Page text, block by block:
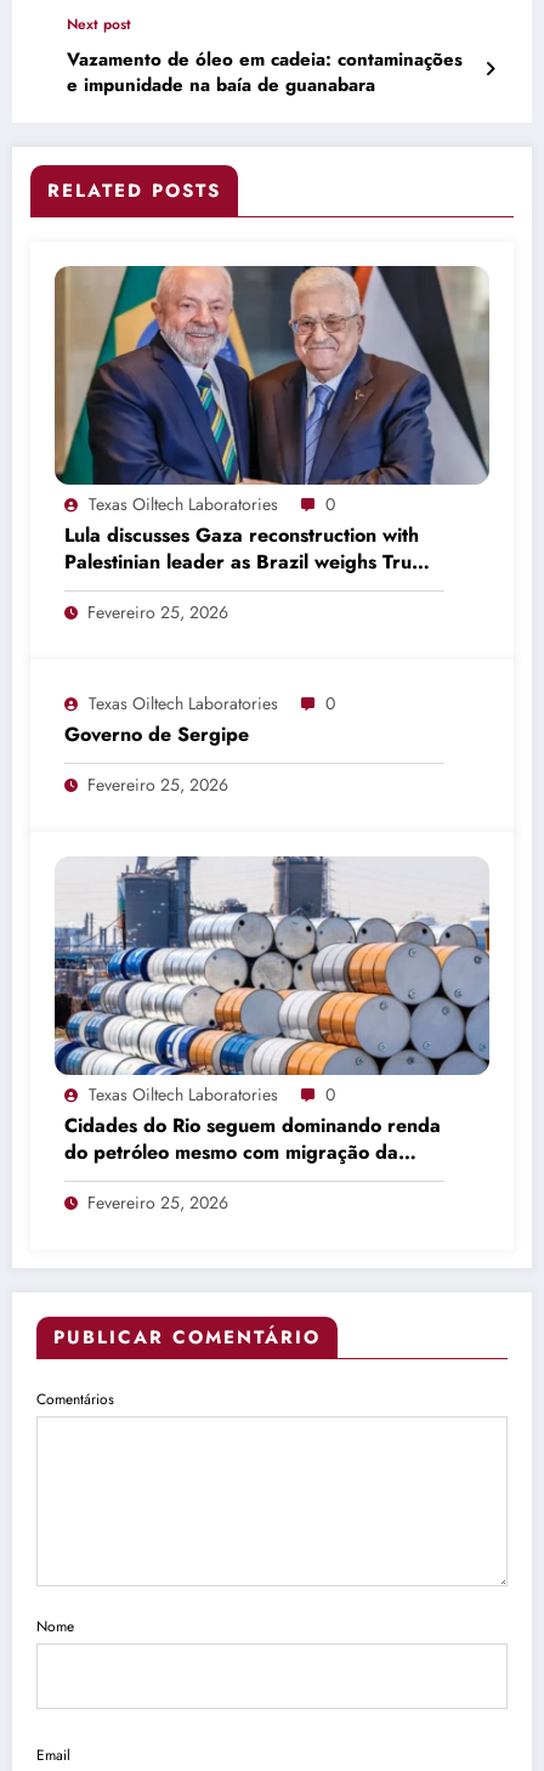
Next post
Vazamento de óleo em cadeia: contaminações
e impunidade na baía de guanabara
RELATED POSTS
Texas Oiltech Laboratories 0
Lula discusses Gaza reconstruction with
Palestinian leader as Brazil weighs Trump
invitation
Fevereiro 25, 2026
Texas Oiltech Laboratories 0
Governo de Sergipe
Fevereiro 25, 2026
Texas Oiltech Laboratories 0
Cidades do Rio seguem dominando renda
do petróleo mesmo com migração da
produção
Fevereiro 25, 2026
PUBLICAR COMENTÁRIO
Comentários
Nome
Email